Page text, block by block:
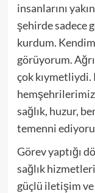
insanlarını
şehirde sadece
kurdum.
görüyorum.
çok kıymetliydi.
sağlık, huzur,
temenni
Görev yaptığı
sağlık
güçlü iletişim ve